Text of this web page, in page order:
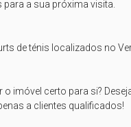
a sua próxima visita.
de ténis localizados no
imóvel certo para si?
a clientes qualificados!